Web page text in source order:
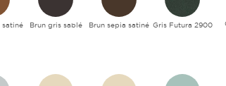
satiné Brun gris sablé Brun sepia satiné Gris Futura 2900